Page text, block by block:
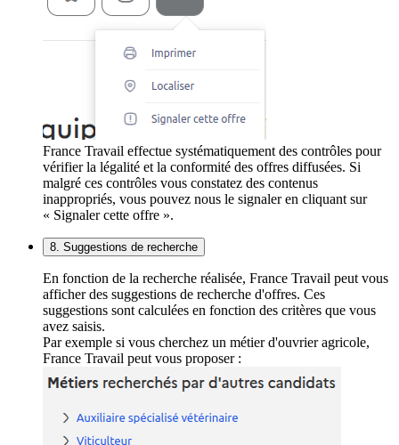
France Travail effectue systématiquement des contrôles pour
vérifier la légalité et la conformité des offres diffusées. Si
malgré ces contrôles vous constatez des contenus
inappropriés, vous pouvez nous le signaler en cliquant sur
« Signaler cette offre ».
8. Suggestions de recherche
En fonction de la recherche réalisée, France Travail peut vous
afficher des suggestions de recherche d'offres. Ces
suggestions sont calculées en fonction des critères que vous
avez saisis.
Par exemple si vous cherchez un métier d'ouvrier agricole,
France Travail peut vous proposer :